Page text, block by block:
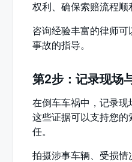
权利、确保索赔流程顺
咨询经验丰富的律师
事故的指导。
第2步：记录现场
在倒车车祸中，记录现
这些证据可以支持您
任。
拍摄涉事车辆、受损情